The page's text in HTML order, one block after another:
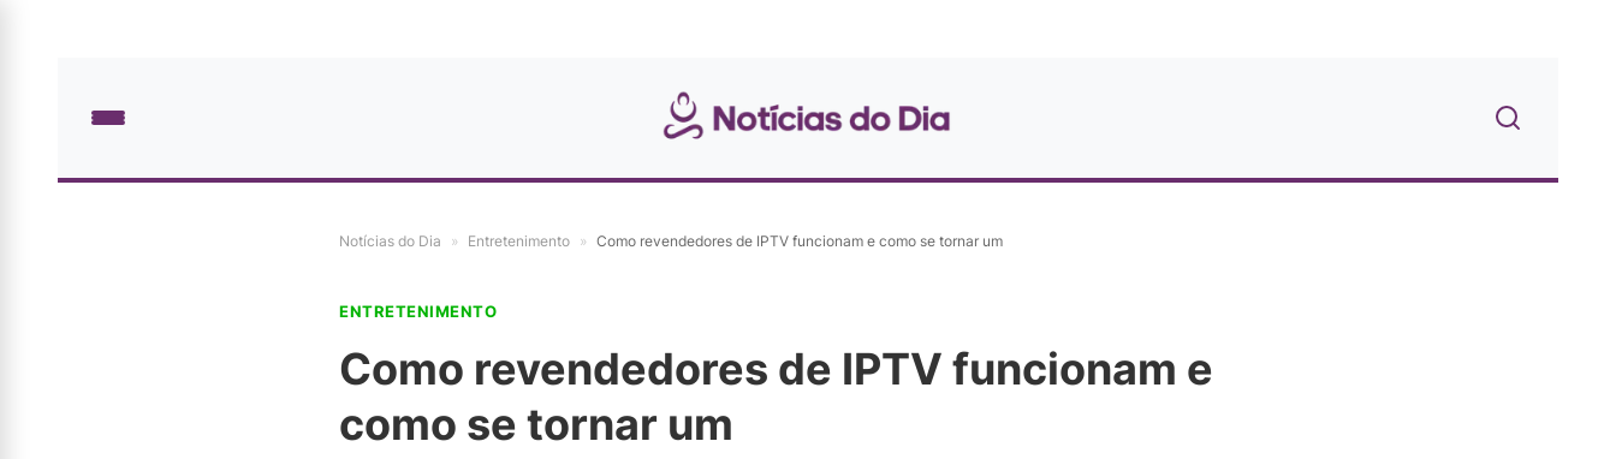
Notícias do Dia » Entretenimento » Como revendedores de IPTV funcionam e como se tornar um
ENTRETENIMENTO
Como revendedores de IPTV funcionam e
como se tornar um